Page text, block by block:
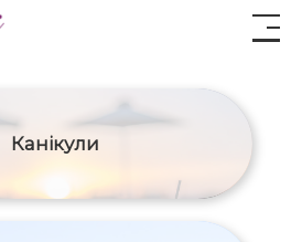
Канікули